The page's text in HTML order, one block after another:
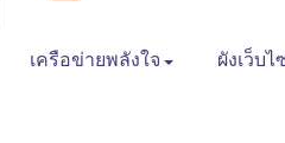
เครือข่ายพลังใจ ผังเว็บไ